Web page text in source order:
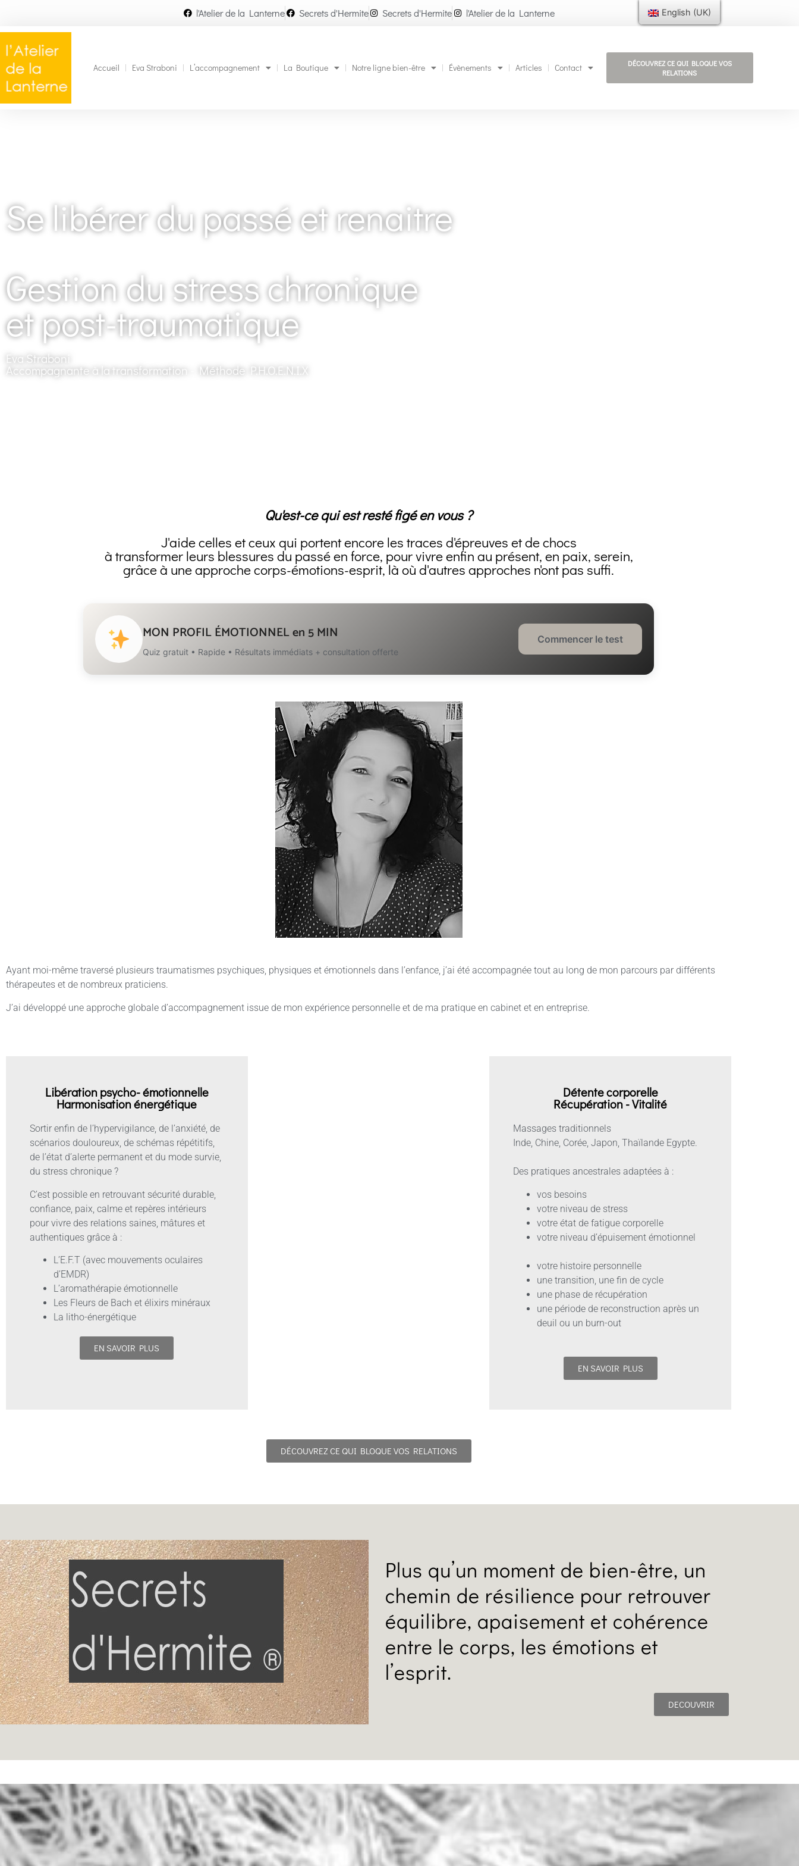
l'Atelier de la Lanterne Secrets d'Hermite Secrets d'Hermite l'Atelier de la Lanterne
Accueil Eva Straboni L’accompagnement La Boutique Notre ligne bien-être Évènements Articles Contact
DÉCOUVREZ CE QUI BLOQUE VOS
RELATIONS
Se libérer du passé et renaitre
Gestion du stress chronique
et post-traumatique
Eva Straboni
Accompagnante à la transformation - Méthode P.H.O.E.N.I.X
Qu'est-ce qui est resté figé en vous ?
J'aide celles et ceux qui portent encore les traces d'épreuves et de chocs
à transformer leurs blessures du passé en force, pour vivre enfin au présent, en paix, serein,
grâce à une approche corps-émotions-esprit, là où d'autres approches n'ont pas suffi.
MON PROFIL ÉMOTIONNEL en 5 MIN
Quiz gratuit • Rapide • Résultats immédiats + consultation offerte
Commencer le test
Ayant moi-même traversé plusieurs traumatismes psychiques, physiques et émotionnels dans l’enfance, j’ai été accompagnée tout au long de mon parcours par différents
thérapeutes et de nombreux praticiens.
J’ai développé une approche globale d’accompagnement issue de mon expérience personnelle et de ma pratique en cabinet et en entreprise.
Libération psycho- émotionnelle
Harmonisation énergétique
Sortir enfin de l’hypervigilance, de l’anxiété, de
scénarios douloureux, de schémas répétitifs,
de l’état d’alerte permanent et du mode survie,
du stress chronique ?
C’est possible en retrouvant sécurité durable,
confiance, paix, calme et repères intérieurs
pour vivre des relations saines, mâtures et
authentiques grâce à :
L’E.F.T (avec mouvements oculaires
d’EMDR)
L’aromathérapie émotionnelle
Les Fleurs de Bach et élixirs minéraux
La litho-énergétique
EN SAVOIR PLUS
Détente corporelle
Récupération - Vitalité
Massages traditionnels
Inde, Chine, Corée, Japon, Thaïlande Egypte.
Des pratiques ancestrales adaptées à :
vos besoins
votre niveau de stress
votre état de fatigue corporelle
votre niveau d’épuisement émotionnel
votre histoire personnelle
une transition, une fin de cycle
une phase de récupération
une période de reconstruction après un
deuil ou un burn-out
EN SAVOIR PLUS
DÉCOUVREZ CE QUI BLOQUE VOS RELATIONS
Plus qu’un moment de bien-être, un
chemin de résilience pour retrouver
équilibre, apaisement et cohérence
entre le corps, les émotions et
l’esprit.
DECOUVRIR
English (UK)